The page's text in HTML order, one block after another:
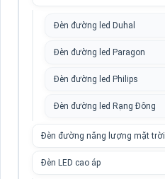
Đèn đường led Duhal
Đèn đường led Paragon
Đèn đường led Philips
Đèn đường led Rạng Đông
Đèn đường năng lượng mặt trời
Đèn LED cao áp